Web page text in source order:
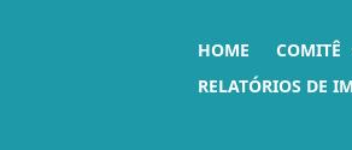
HOME COMITÊ
RELATÓRIOS DE